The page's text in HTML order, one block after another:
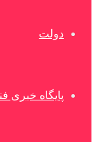
دولت
پایگاه خبری